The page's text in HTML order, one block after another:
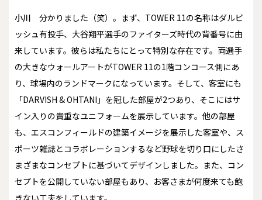
小川
分かりました（笑）。まず、TOWER 11の名称はダルビ
ッシュ有投手、大谷翔平選手のファイターズ時代の背番号に由
来しています。彼らは私たちにとって特別な存在です。両選手
の大きなウォールアートがTOWER 11の1階コンコース側にあ
り、球場内のランドマークになっています。そして、客室にも
「DARVISH & OHTANI」を冠した部屋が2つあり、そこにはサ
イン入りの貴重なユニフォームを展示しています。他の部屋
も、エスコンフィールドの建築イメージを展示した客室や、ス
ポーツ雑誌とコラボレーションするなど野球を切り口にしたさ
まざまなコンセプトに基づいてデザインしました。また、コン
セプトを公開していない部屋もあり、お客さまが何度来ても飽